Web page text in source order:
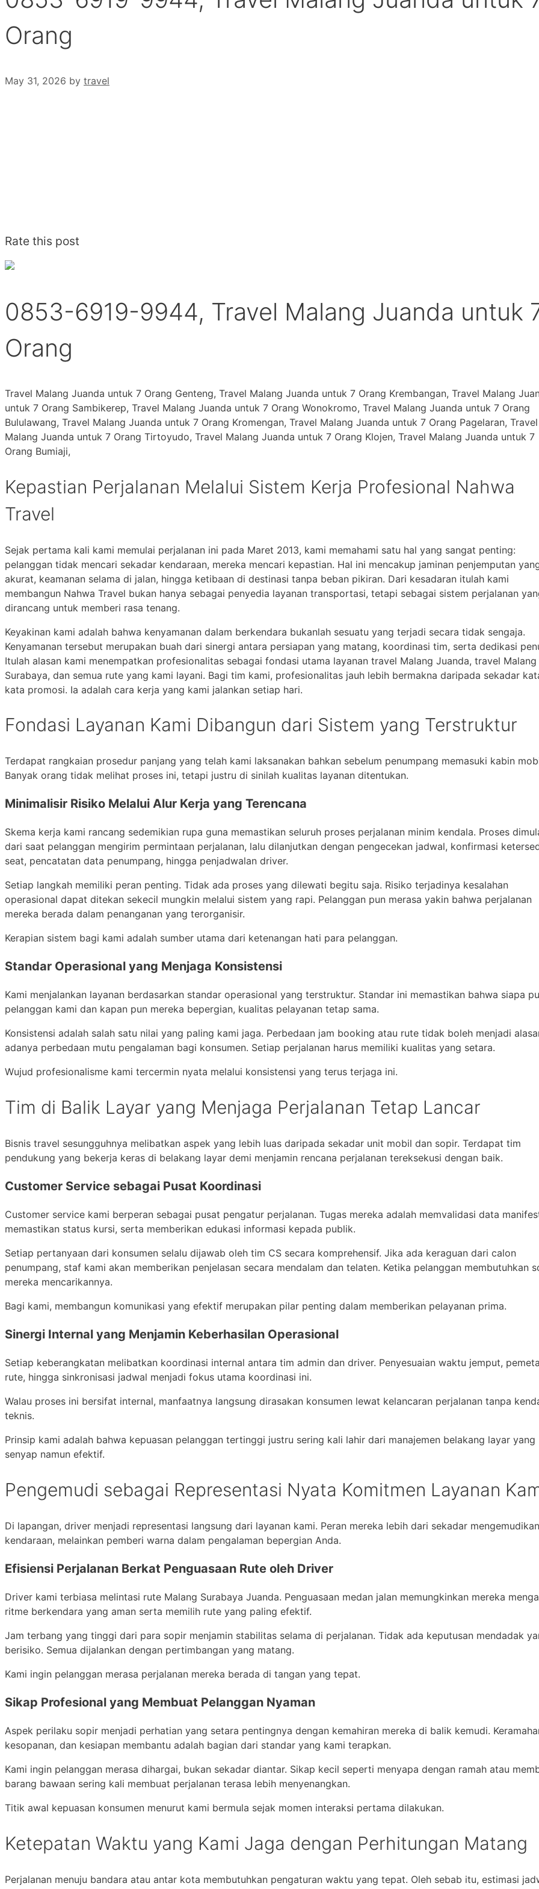
Orang
May 31, 2026 by travel
Rate this post
0853-6919-9944, Travel Malang Juanda untuk
Orang
Travel Malang Juanda untuk 7 Orang Genteng, Travel Malang Juanda untuk 7 Orang Krembangan, Travel Malang
untuk 7 Orang Sambikerep, Travel Malang Juanda untuk 7 Orang Wonokromo, Travel Malang Juanda untuk 7 Orang
Bululawang, Travel Malang Juanda untuk 7 Orang Kromengan, Travel Malang Juanda untuk 7 Orang Pagelaran, Travel
Malang Juanda untuk 7 Orang Tirtoyudo, Travel Malang Juanda untuk 7 Orang Klojen, Travel Malang Juanda untuk 7
Orang Bumiaji,
Kepastian Perjalanan Melalui Sistem Kerja Profesional Nahwa
Travel
Sejak pertama kali kami memulai perjalanan ini pada Maret 2013, kami memahami satu hal yang sangat penting:
pelanggan tidak mencari sekadar kendaraan, mereka mencari kepastian. Hal ini mencakup jaminan penjemputan
akurat, keamanan selama di jalan, hingga ketibaan di destinasi tanpa beban pikiran. Dari kesadaran itulah kami
membangun Nahwa Travel bukan hanya sebagai penyedia layanan transportasi, tetapi sebagai sistem perjalanan
dirancang untuk memberi rasa tenang.
Keyakinan kami adalah bahwa kenyamanan dalam berkendara bukanlah sesuatu yang terjadi secara tidak sengaja.
Kenyamanan tersebut merupakan buah dari sinergi antara persiapan yang matang, koordinasi tim, serta dedikasi
Itulah alasan kami menempatkan profesionalitas sebagai fondasi utama layanan travel Malang Juanda, travel Malang
Surabaya, dan semua rute yang kami layani. Bagi tim kami, profesionalitas jauh lebih bermakna daripada sekadar
kata promosi. Ia adalah cara kerja yang kami jalankan setiap hari.
Fondasi Layanan Kami Dibangun dari Sistem yang Terstruktur
Terdapat rangkaian prosedur panjang yang telah kami laksanakan bahkan sebelum penumpang memasuki kabin
Banyak orang tidak melihat proses ini, tetapi justru di sinilah kualitas layanan ditentukan.
Minimalisir Risiko Melalui Alur Kerja yang Terencana
Skema kerja kami rancang sedemikian rupa guna memastikan seluruh proses perjalanan minim kendala. Proses
dari saat pelanggan mengirim permintaan perjalanan, lalu dilanjutkan dengan pengecekan jadwal, konfirmasi
seat, pencatatan data penumpang, hingga penjadwalan driver.
Setiap langkah memiliki peran penting. Tidak ada proses yang dilewati begitu saja. Risiko terjadinya kesalahan
operasional dapat ditekan sekecil mungkin melalui sistem yang rapi. Pelanggan pun merasa yakin bahwa perjalanan
mereka berada dalam penanganan yang terorganisir.
Kerapian sistem bagi kami adalah sumber utama dari ketenangan hati para pelanggan.
Standar Operasional yang Menjaga Konsistensi
Kami menjalankan layanan berdasarkan standar operasional yang terstruktur. Standar ini memastikan bahwa siapa
pelanggan kami dan kapan pun mereka bepergian, kualitas pelayanan tetap sama.
Konsistensi adalah salah satu nilai yang paling kami jaga. Perbedaan jam booking atau rute tidak boleh menjadi
adanya perbedaan mutu pengalaman bagi konsumen. Setiap perjalanan harus memiliki kualitas yang setara.
Wujud profesionalisme kami tercermin nyata melalui konsistensi yang terus terjaga ini.
Tim di Balik Layar yang Menjaga Perjalanan Tetap Lancar
Bisnis travel sesungguhnya melibatkan aspek yang lebih luas daripada sekadar unit mobil dan sopir. Terdapat tim
pendukung yang bekerja keras di belakang layar demi menjamin rencana perjalanan tereksekusi dengan baik.
Customer Service sebagai Pusat Koordinasi
Customer service kami berperan sebagai pusat pengatur perjalanan. Tugas mereka adalah memvalidasi data
memastikan status kursi, serta memberikan edukasi informasi kepada publik.
Setiap pertanyaan dari konsumen selalu dijawab oleh tim CS secara komprehensif. Jika ada keraguan dari calon
penumpang, staf kami akan memberikan penjelasan secara mendalam dan telaten. Ketika pelanggan membutuhkan
mereka mencarikannya.
Bagi kami, membangun komunikasi yang efektif merupakan pilar penting dalam memberikan pelayanan prima.
Sinergi Internal yang Menjamin Keberhasilan Operasional
Setiap keberangkatan melibatkan koordinasi internal antara tim admin dan driver. Penyesuaian waktu jemput,
rute, hingga sinkronisasi jadwal menjadi fokus utama koordinasi ini.
Walau proses ini bersifat internal, manfaatnya langsung dirasakan konsumen lewat kelancaran perjalanan tanpa
teknis.
Prinsip kami adalah bahwa kepuasan pelanggan tertinggi justru sering kali lahir dari manajemen belakang layar yang
senyap namun efektif.
Pengemudi sebagai Representasi Nyata Komitmen Layanan
Di lapangan, driver menjadi representasi langsung dari layanan kami. Peran mereka lebih dari sekadar mengemudikan
kendaraan, melainkan pemberi warna dalam pengalaman bepergian Anda.
Efisiensi Perjalanan Berkat Penguasaan Rute oleh Driver
Driver kami terbiasa melintasi rute Malang Surabaya Juanda. Penguasaan medan jalan memungkinkan mereka
ritme berkendara yang aman serta memilih rute yang paling efektif.
Jam terbang yang tinggi dari para sopir menjamin stabilitas selama di perjalanan. Tidak ada keputusan mendadak
berisiko. Semua dijalankan dengan pertimbangan yang matang.
Kami ingin pelanggan merasa perjalanan mereka berada di tangan yang tepat.
Sikap Profesional yang Membuat Pelanggan Nyaman
Aspek perilaku sopir menjadi perhatian yang setara pentingnya dengan kemahiran mereka di balik kemudi.
kesopanan, dan kesiapan membantu adalah bagian dari standar yang kami terapkan.
Kami ingin pelanggan merasa dihargai, bukan sekadar diantar. Sikap kecil seperti menyapa dengan ramah atau
barang bawaan sering kali membuat perjalanan terasa lebih menyenangkan.
Titik awal kepuasan konsumen menurut kami bermula sejak momen interaksi pertama dilakukan.
Ketepatan Waktu yang Kami Jaga dengan Perhitungan Matang
Perjalanan menuju bandara atau antar kota membutuhkan pengaturan waktu yang tepat. Oleh sebab itu, estimasi